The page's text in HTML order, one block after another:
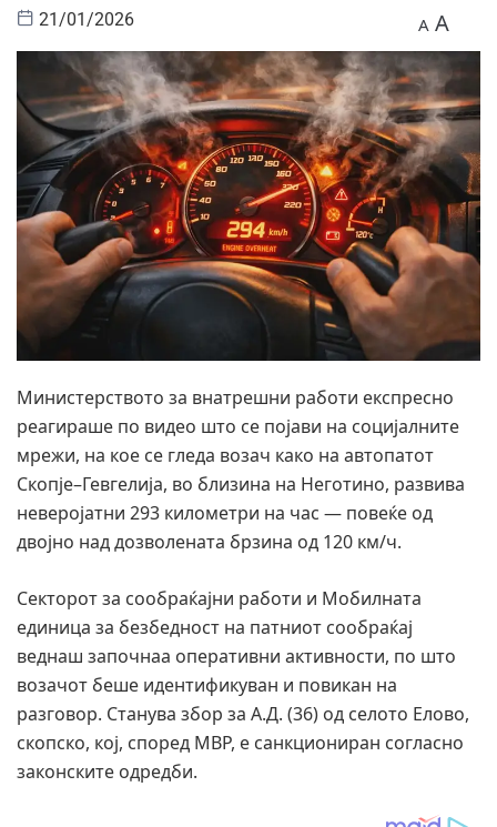
21/01/2026 A A
Министерството за внатрешни работи експресно
реагираше по видео што се појави на социјалните
мрежи, на кое се гледа возач како на автопатот
Скопје–Гевгелија, во близина на Неготино, развива
неверојатни 293 километри на час — повеќе од
двојно над дозволената брзина од 120 км/ч.
Секторот за сообраќајни работи и Мобилната
единица за безбедност на патниот сообраќај
веднаш започнаа оперативни активности, по што
возачот беше идентификуван и повикан на
разговор. Станува збор за А.Д. (36) од селото Елово,
скопско, кој, според МВР, е санкциониран согласно
законските одредби.